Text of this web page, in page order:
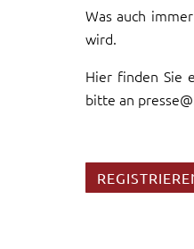
Was auch
wird.
Hier finden Sie
bitte an